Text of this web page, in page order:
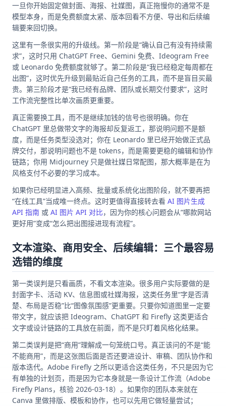
一旦你开始固定做封面、海报、社媒图，真正拖慢你的通常不是
模型本身，而是免费额度太紧、版本回看不方便、导出和后续编
辑要来回切换。
这里有一条很实用的升级线。第一阶段是“确认自己有没有持续需
求”，这时只用 ChatGPT Free、Gemini 免费、Ideogram Free
或 Leonardo 免费额度就够了。第二阶段是“我已经稳定每周都在
出图”，这时优先升级到最贴近自己任务的工具，而不是盲目买最
贵。第三阶段才是“我已经有品牌、团队或长期交付要求”，这时
工作流完整性比单次画质更重要。
真正需要换工具，而不是继续加钱的信号也很明确。你在
ChatGPT 里总做带文字的海报却反复返工，那说明问题不是额
度，而是任务类型没选对；你在 Leonardo 里已经开始做正式品
牌交付，那说明问题也不是 tokens，而是需要更稳的编辑和协作
链路；你用 Midjourney 只是做社媒日常配图，那大概率是在为
风格支付不必要的学习成本。
如果你已经明显进入高频、批量或系统化出图阶段，就不要再把
“在线工具”当成唯一终点。这时更值得直接转去看 AI 图片生成
API 指南 或 AI 图片 API 对比，因为你的核心问题会从“哪款网站
更好用”变成“怎么把出图接进现有流程”。
文本渲染、商用安全、后续编辑：三个最容易
选错的维度
第一类误判是只看画质，不看文本渲染。很多用户实际要做的是
封面字卡、活动 KV、信息图或社媒海报，这类任务里“字是否清
楚、布局是否稳”比“图像氛围感”更重要。只要你知道图里一定要
带文字，就应该把 Ideogram、ChatGPT 和 Firefly 这类更适合
文字或设计链路的工具放在前面，而不是只盯着风格化结果。
第二类误判是把“商用”理解成一句笼统口号。真正该问的不是“能
不能商用”，而是这张图后面是否还要进设计、审稿、团队协作和
版本迭代。Adobe Firefly 之所以更适合这类任务，不只是因为它
有单独的计划页，而是因为它本身就是一条设计工作流（Adobe
Firefly Plans，核验 2026-03-18）。如果你的团队本来就在
Canva 里做排版、模板和协作，也可以先用它做轻量尝试；